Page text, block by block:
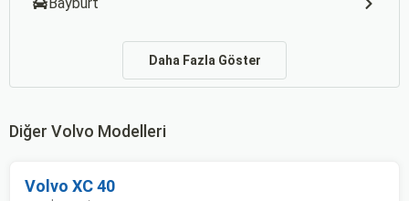
Daha Fazla Göster
Diğer Volvo Modelleri
Volvo XC 40